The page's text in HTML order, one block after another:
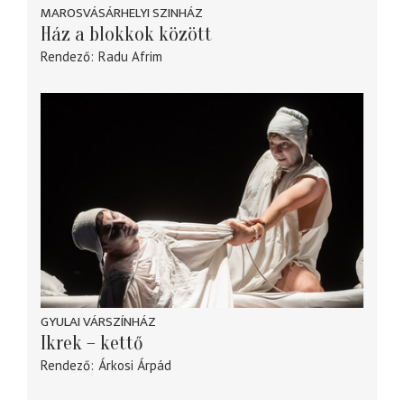
MAROSVÁSÁRHELYI SZINHÁZ
Ház a blokkok között
Rendező Radu Afrim
GYULAI VÁRSZÍNHÁZ
Ikrek – kettő
Rendező Árkosi Árpád